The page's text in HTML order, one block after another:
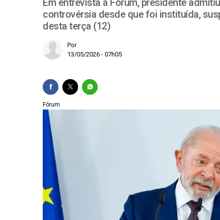
Em decisão inédita,
Plano de governo
Lula registra
Em entrevista à Fórum, presidente
controvérsia desde que foi instituída,
desta terça (12)
Por
13/05/2026 - 07h05
Fórum